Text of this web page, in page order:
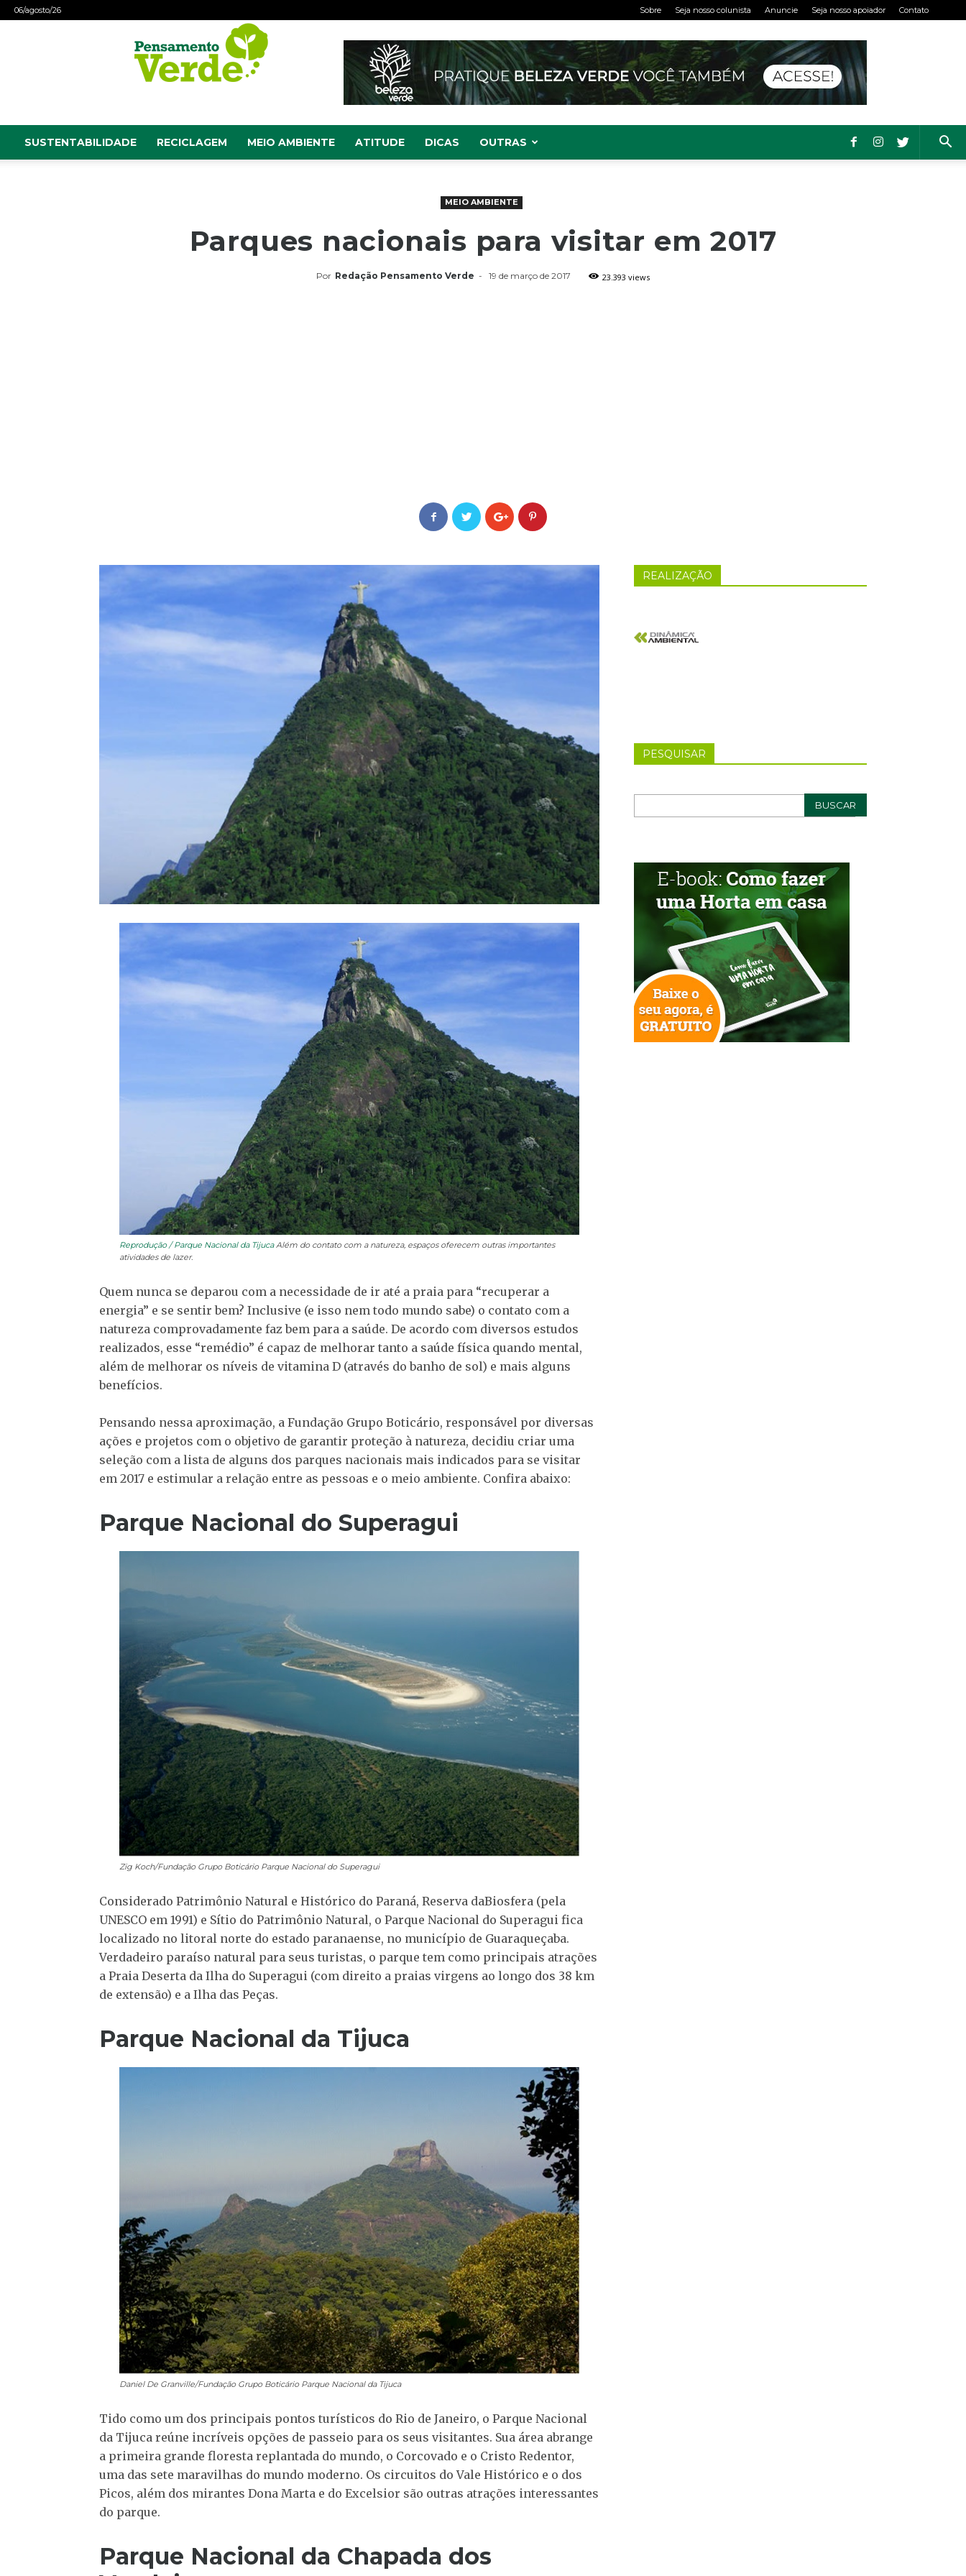
06/agosto/26 Sobre Seja nosso colunista Anuncie Seja nosso apoiador Contato
SUSTENTABILIDADE RECICLAGEM MEIO AMBIENTE ATITUDE DICAS OUTRAS
MEIO AMBIENTE
Parques nacionais para visitar em 2017
Por Redação Pensamento Verde - 19 de março de 2017 23.393 views
Reprodução / Parque Nacional da TijucaAlém do contato com a natureza, espaços oferecem outras importantes
atividades de lazer.
Quem nunca se deparou com a necessidade de ir até a praia para “recuperar a
energia” e se sentir bem? Inclusive (e isso nem todo mundo sabe) o contato com a
natureza comprovadamente faz bem para a saúde. De acordo com diversos estudos
realizados, esse “remédio” é capaz de melhorar tanto a saúde física quando mental,
além de melhorar os níveis de vitamina D (através do banho de sol) e mais alguns
benefícios.
Pensando nessa aproximação, a Fundação Grupo Boticário, responsável por diversas
ações e projetos com o objetivo de garantir proteção à natureza, decidiu criar uma
seleção com a lista de alguns dos parques nacionais mais indicados para se visitar
em 2017 e estimular a relação entre as pessoas e o meio ambiente. Confira abaixo:
Parque Nacional do Superagui
Zig Koch/Fundação Grupo BoticárioParque Nacional do Superagui
Considerado Patrimônio Natural e Histórico do Paraná, Reserva daBiosfera (pela
UNESCO em 1991) e Sítio do Patrimônio Natural, o Parque Nacional do Superagui fica
localizado no litoral norte do estado paranaense, no município de Guaraqueçaba.
Verdadeiro paraíso natural para seus turistas, o parque tem como principais atrações
a Praia Deserta da Ilha do Superagui (com direito a praias virgens ao longo dos 38 km
de extensão) e a Ilha das Peças.
Parque Nacional da Tijuca
Daniel De Granville/Fundação Grupo BoticárioParque Nacional da Tijuca
Tido como um dos principais pontos turísticos do Rio de Janeiro, o Parque Nacional
da Tijuca reúne incríveis opções de passeio para os seus visitantes. Sua área abrange
a primeira grande floresta replantada do mundo, o Corcovado e o Cristo Redentor,
uma das sete maravilhas do mundo moderno. Os circuitos do Vale Histórico e o dos
Picos, além dos mirantes Dona Marta e do Excelsior são outras atrações interessantes
do parque.
Parque Nacional da Chapada dos
REALIZAÇÃO
PESQUISAR